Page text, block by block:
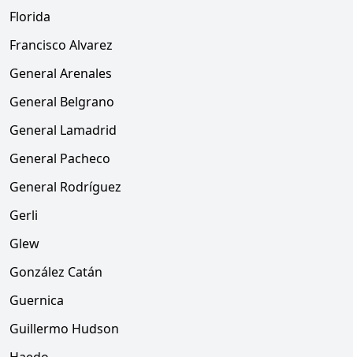
Florida
Francisco Alvarez
General Arenales
General Belgrano
General Lamadrid
General Pacheco
General Rodríguez
Gerli
Glew
González Catán
Guernica
Guillermo Hudson